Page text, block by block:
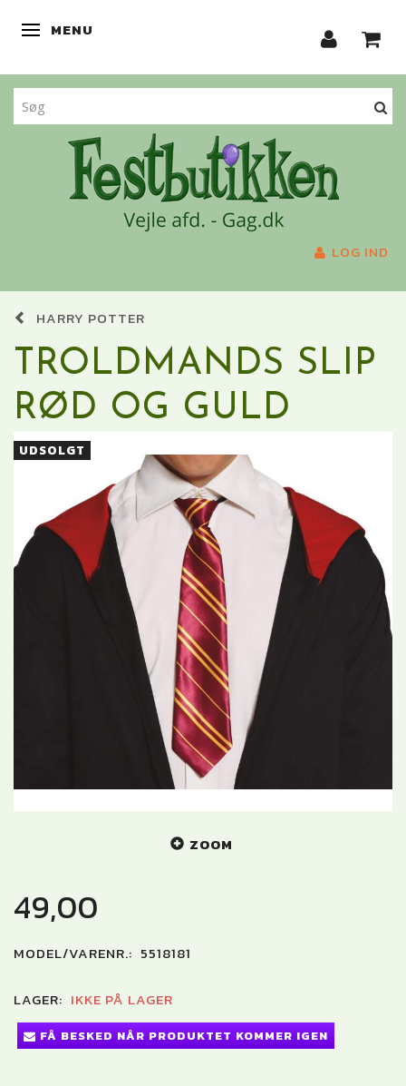
SKIFTE NAVIGATION
MENU
LOG IND
HARRY POTTER
TROLDMANDS SLIP
RØD OG GULD
UDSOLGT
ZOOM
49,00
MODEL/VARENR.: 5518181
LAGER: IKKE PÅ LAGER
FÅ BESKED NÅR PRODUKTET KOMMER IGEN